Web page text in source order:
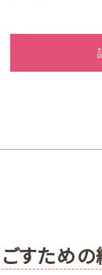
すため